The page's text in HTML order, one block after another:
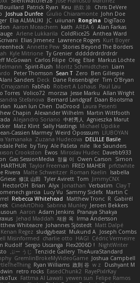
Bouillard Patrick Ryan Keu 皓欽 涂 Chris DeVere
Joshua Dunfee Giulio Chiaramonte John Doe
Elia ALMALIKI JC uiiunan Rongina DigiTaco
Aaron Mceachern kath AREA 6 Alan Farkas
Arlene Lukkarila ColdRice25 Anthea Ward
Elias Jimenez Lawrence Rogers Kurt Boyer
Annette Pew Stories Beyond The Borders
Kyle Mitrione Ty Grenier dddddrdrdrdrdr
McGowan Carlos Filipe Oleg Elsie Markus Löchte
Spirit-Rush Moritz Schmidtchen Liam
Peter Thomson Sean T Zero Ben Gillespie
Sanders Deck Dane Reisenbigler Tim O'Bryan
FabFab Robert A Lohaus Paul Lau
Torres Volico72 morzsa Jesse Marku Allan Wright
Stefanova Bernard Landgraf Daan Bootsma
Kuan lun Chen DaDrood Laura Pesenti
Chapin Alexander Wilhelm Martin Wittfooth
Alejandro Soriano 中村秀人
Agnieszka Marut
Matz Klint Sally Hastings Michael Updike
Cassien Marmey Weird Oposssum LIUBOYAN
Yamanaka Zuzana Hudecova DELILLE Basile
Pelle by Tiny Ale Pašeta nile Ike Saunders
Crookston Ewos Miroslav Hudec Davebb933
Gas SessionMedia 정율 이 Owen Carson
Simon
HARTHUR Taylor Freeman FRED MAHER prfctwhite
Rivera Malte Schweitzer Roman Kaelin
Isabella
修汰 山田 Tyler Avirett Tom JimmyCNX
HectorOH Brian Alyx Jonathan Verbatim Clay T
garcia Lucy Vu Sammy Sidefx Martin C
Rebecca Whitehead Matthew Tronc R Gabirél
CineArtOhio Sabrina Munley Jeroen Bekkers
Aaron Adam Jenkins Pranaya Shakya
Jehad Maddah 재윤 옥 Irma Andersson
Whiteacre Johannes Sjöstedt Matt Dalpé
Kenan Regez sludgybeast Mukund A Joseph Combs
Misinformed charlie otto HAGI Cédric Vermeirre
Rudolf Sergio Uscanga Flex2006D !
NightWriter
ぶー うじ Tenzide Gallery TheAuraStandard
GremlinBrokeMyVideoGame Joshua Campbell
Ryan Williams 政則 谷 w z
Dushyant M
retro rocks EasedChunk2 RayePixlrKay
Fattma Al Lawati yewen sun Felipe Ramos